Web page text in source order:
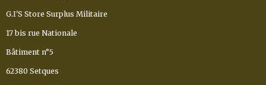
G.I'S Store Surplus Militaire
17 bis rue Nationale
Bâtiment n°5
62380 Setques